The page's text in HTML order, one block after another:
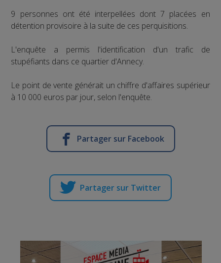
9 personnes ont été interpellées dont 7 placées en
détention provisoire à la suite de ces perquisitions.
L'enquête a permis l'identification d'un trafic de
stupéfiants dans ce quartier d'Annecy.
Le point de vente générait un chiffre d'affaires supérieur
à 10 000 euros par jour, selon l'enquête.
Partager sur Facebook
Partager sur Twitter